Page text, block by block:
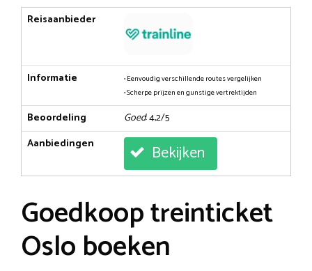
Reisaanbieder
Informatie
• Eenvoudig verschillende routes vergelijken
• Scherpe prijzen en gunstige vertrektijden
Beoordeling Goed: 4,2/5
Aanbiedingen
Bekijken
Goedkoop treinticket
Oslo boeken